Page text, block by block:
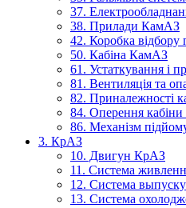
37.
38. Прилади КамАЗ
42. Коробка
50. Кабіна КамАЗ
61. Устаткування і
81. Вентиляція та
82. Приналежності
84. Оперення
86. Механізм
3. КрАЗ
10. Двигун КрАЗ
11. Система
12. Система
13. Система